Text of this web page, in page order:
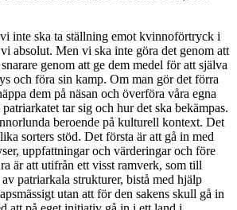
inte ska ta ställning emot kvinnoförtryck i
absolut. Men vi ska inte göra det genom att
genom att ge dem medel för att själva
och föra sin kamp. Om man gör det förra
dem på näsan och överföra våra egna
tar sig och hur det ska bekämpas.
beroende på kulturell kontext. Det
sorters stöd. Det första är att gå in med
uppfattningar och värderingar och före
är att utifrån ett visst ramverk, som till
patriarkala strukturer, bistå med hjälp
utan att för den sakens skull gå in